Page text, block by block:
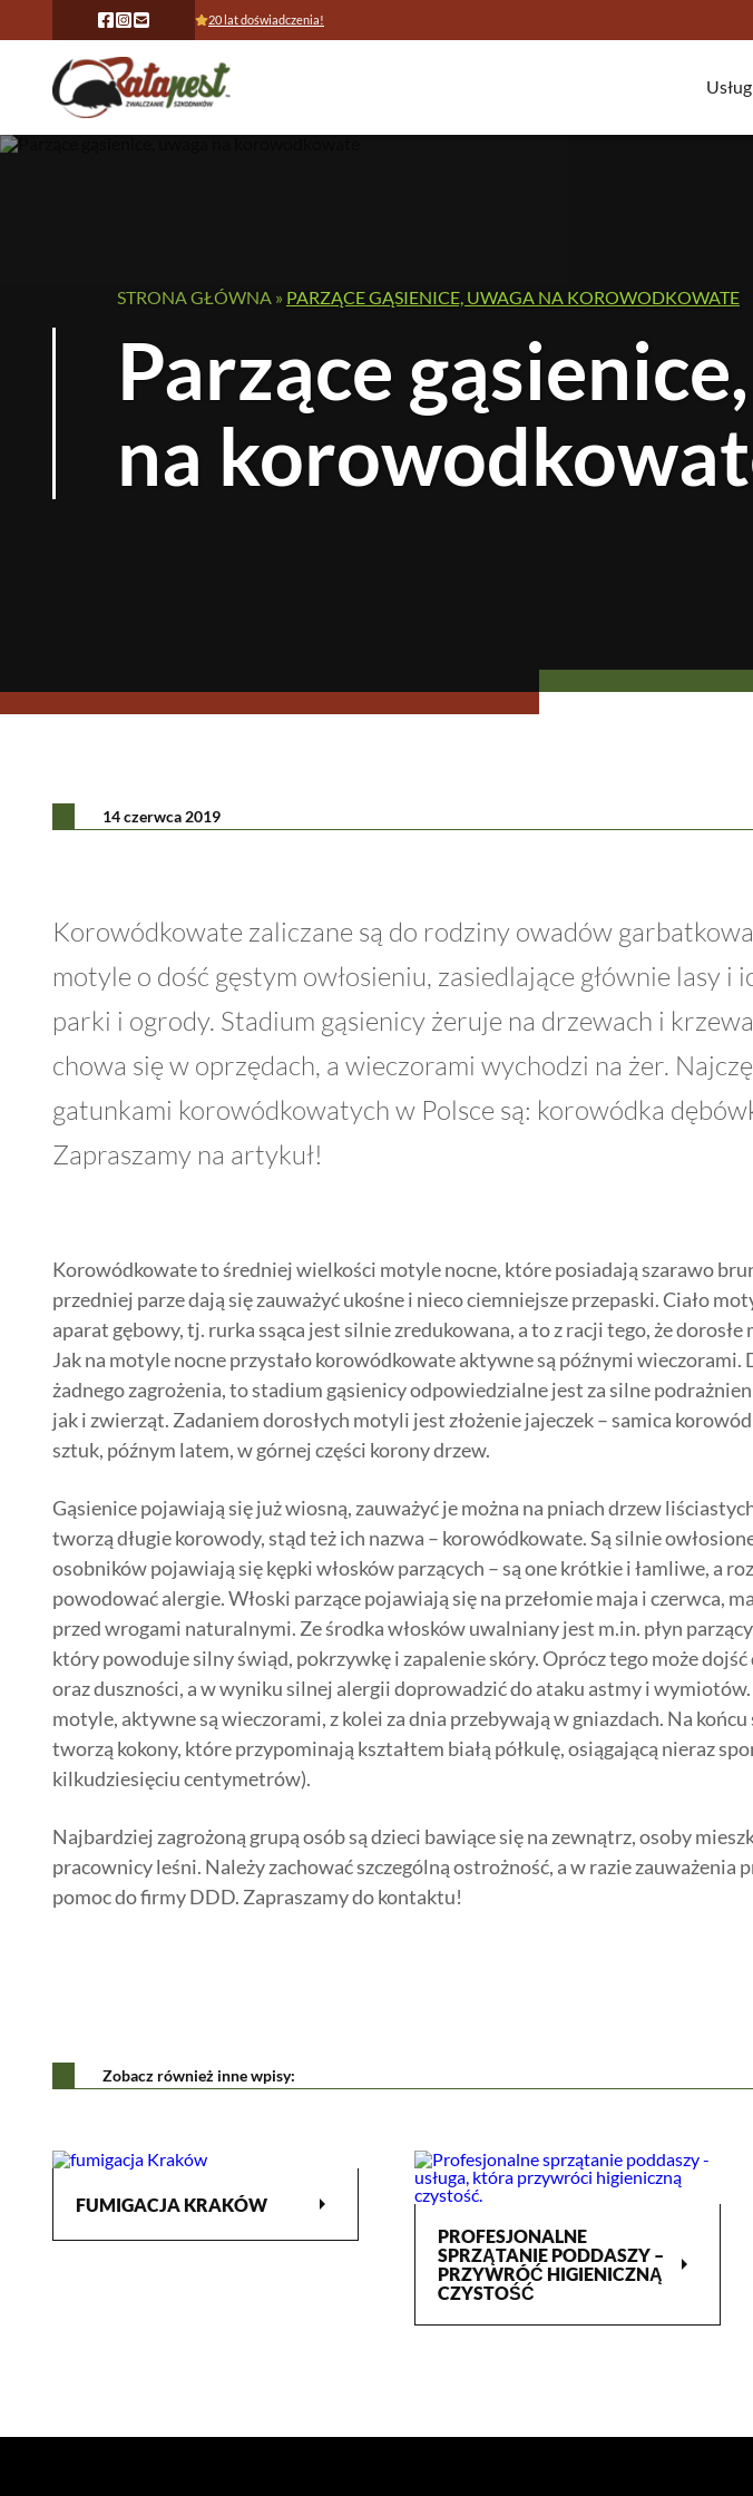
20 lat doświadczenia!
STRONA GŁÓWNA » PARZĄCE GĄSIENICE, UWAGA NA KOROWODKOWATE
Parzące
na
14 czerwca 2019
Korowódkowate zaliczane są do rodziny owadów
motyle o dość gęstym owłosieniu, zasiedlające głównie lasy i
parki i ogrody. Stadium gąsienicy żeruje na drzewach i
chowa się w oprzędach, a wieczorami wychodzi na żer.
gatunkami korowódkowatych w Polsce są: korowódka
Zapraszamy na artykuł!
Korowódkowate to średniej wielkości motyle nocne, które posiadają szarawo
przedniej parze dają się zauważyć ukośne i nieco ciemniejsze przepaski. Ciało
aparat gębowy, tj. rurka ssąca jest silnie zredukowana, a to z racji tego, że
Jak na motyle nocne przystało korowódkowate aktywne są późnymi wieczorami.
żadnego zagrożenia, to stadium gąsienicy odpowiedzialne jest za silne
jak i zwierząt. Zadaniem dorosłych motyli jest złożenie jajeczek – samica
sztuk, późnym latem, w górnej części korony drzew.
Gąsienice pojawiają się już wiosną, zauważyć je można na pniach drzew
tworzą długie korowody, stąd też ich nazwa – korowódkowate. Są silnie
osobników pojawiają się kępki włosków parzących – są one krótkie i łamliwe, a
powodować alergie. Włoski parzące pojawiają się na przełomie maja i czerwca,
przed wrogami naturalnymi. Ze środka włosków uwalniany jest m.in. płyn
który powoduje silny świąd, pokrzywkę i zapalenie skóry. Oprócz tego może dojść
oraz duszności, a w wyniku silnej alergii doprowadzić do ataku astmy i
motyle, aktywne są wieczorami, z kolei za dnia przebywają w gniazdach. Na
tworzą kokony, które przypominają kształtem białą półkulę, osiągającą nieraz
kilkudziesięciu centymetrów).
Najbardziej zagrożoną grupą osób są dzieci bawiące się na zewnątrz, osoby
pracownicy leśni. Należy zachować szczególną ostrożność, a w razie zauważenia
pomoc do firmy DDD. Zapraszamy do kontaktu!
Zobacz również inne wpisy:
FUMIGACJA KRAKÓW arrow_right
PROFESJONALNE
SPRZĄTANIE PODDASZY –
PRZYWRÓĆ HIGIENICZNĄ
CZYSTOŚĆ
arrow_right